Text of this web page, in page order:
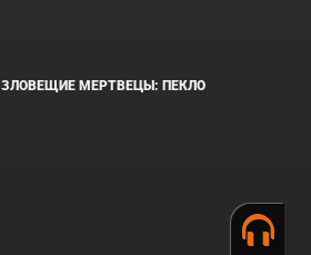
ЗЛОВЕЩИЕ МЕРТВЕЦЫ: ПЕКЛО